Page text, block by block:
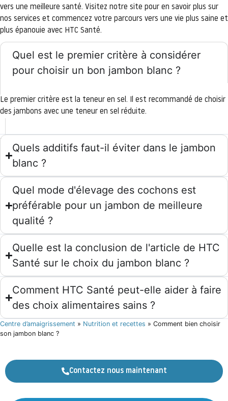
vers une meilleure santé. Visitez notre site pour en savoir plus sur
nos services et commencez votre parcours vers une vie plus saine et
plus épanouie avec HTC Santé.
Quel est le premier critère à considérer
pour choisir un bon jambon blanc ?
Le premier critère est la teneur en sel. Il est recommandé de choisir
des jambons avec une teneur en sel réduite.
Quels additifs faut-il éviter dans le jambon
blanc ?
Quel mode d'élevage des cochons est
préférable pour un jambon de meilleure
qualité ?
Quelle est la conclusion de l'article de HTC
Santé sur le choix du jambon blanc ?
Comment HTC Santé peut-elle aider à faire
des choix alimentaires sains ?
Centre d’amaigrissement » Nutrition et recettes » Comment bien choisir
son jambon blanc ?
Contactez nous maintenant